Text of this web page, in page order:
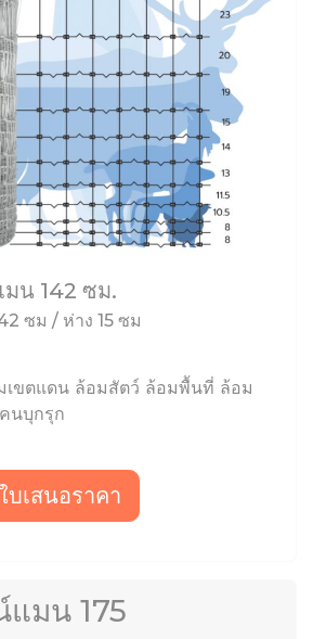
น 142 ซม.
ซม / ห่าง 15 ซม
เขตแดน ล้อมสัตว์ ล้อมพื้นที่ ล้อม
นบุกรุก
เสนอราคา
แมน 175